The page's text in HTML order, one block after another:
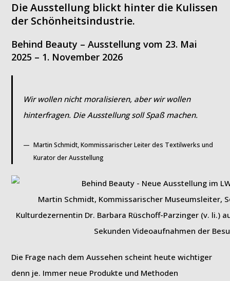
Die Ausstellung blickt hinter die Kulissen
der Schönheitsindustrie.
Behind Beauty – Ausstellung vom 23. Mai
2025 – 1. November 2026
Wir wollen nicht moralisieren, aber wir wollen
hinterfragen. Die Ausstellung soll Spaß machen.
Martin Schmidt, Kommissarischer Leiter des Textilwerks und
Kurator der Ausstellung
Martin Schmidt, Kommissarischer Museumsleiter,
Kulturdezernentin Dr. Barbara Rüschoff-Parzinger (v.
Sekunden Videoaufnahmen der
Die Frage nach dem Aussehen scheint heute wichtiger
denn je. Immer neue Produkte und Methoden